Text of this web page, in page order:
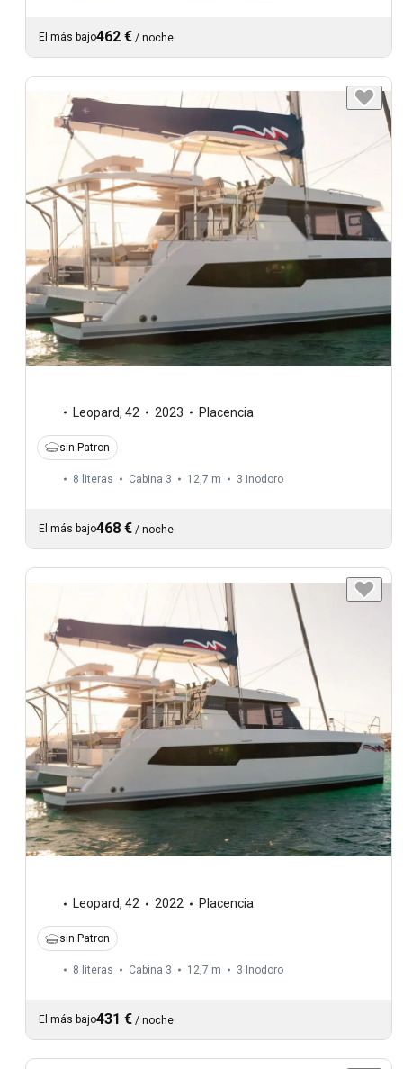
El más bajo462 € / noche
Leopard, 42 2023 Placencia
sin Patron
8 literas Cabina 3 12,7 m 3 Inodoro
El más bajo468 € / noche
Leopard, 42 2022 Placencia
sin Patron
8 literas Cabina 3 12,7 m 3 Inodoro
El más bajo431 € / noche